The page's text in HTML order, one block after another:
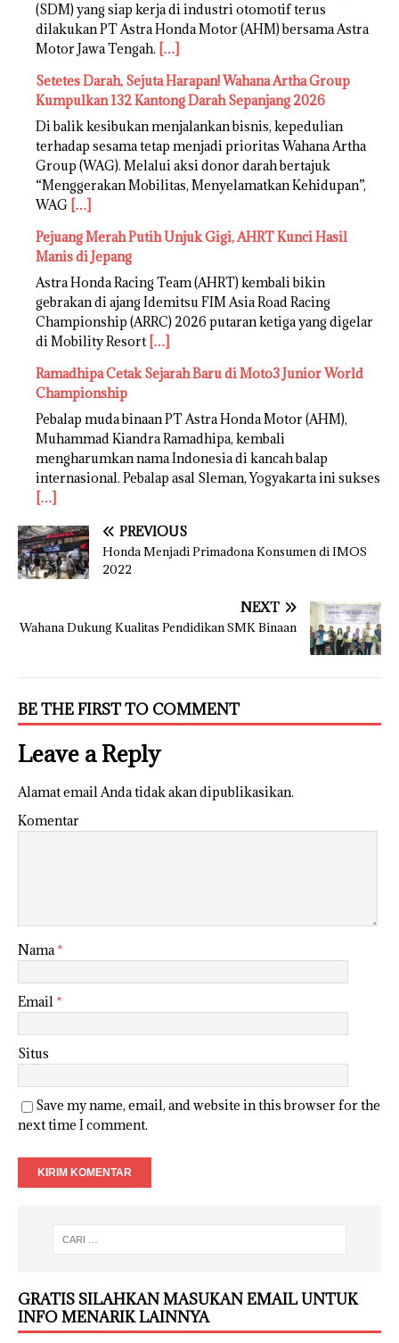
(SDM) yang siap kerja di industri otomotif terus
dilakukan PT Astra Honda Motor (AHM) bersama Astra
Motor Jawa Tengah. […]
Setetes Darah, Sejuta Harapan! Wahana Artha Group
Kumpulkan 132 Kantong Darah Sepanjang 2026
Di balik kesibukan menjalankan bisnis, kepedulian
terhadap sesama tetap menjadi prioritas Wahana Artha
Group (WAG). Melalui aksi donor darah bertajuk
“Menggerakan Mobilitas, Menyelamatkan Kehidupan”,
WAG […]
Pejuang Merah Putih Unjuk Gigi, AHRT Kunci Hasil
Manis di Jepang
Astra Honda Racing Team (AHRT) kembali bikin
gebrakan di ajang Idemitsu FIM Asia Road Racing
Championship (ARRC) 2026 putaran ketiga yang digelar
di Mobility Resort […]
Ramadhipa Cetak Sejarah Baru di Moto3 Junior World
Championship
Pebalap muda binaan PT Astra Honda Motor (AHM),
Muhammad Kiandra Ramadhipa, kembali
mengharumkan nama Indonesia di kancah balap
internasional. Pebalap asal Sleman, Yogyakarta ini sukses
[…]
PREVIOUS
Honda Menjadi Primadona Konsumen di IMOS
2022
NEXT
Wahana Dukung Kualitas Pendidikan SMK Binaan
BE THE FIRST TO COMMENT
Leave a Reply
Alamat email Anda tidak akan dipublikasikan.
Komentar
Nama*
Email *
Situs
Save my name, email, and website in this browser for the
next time I comment.
GRATIS SILAHKAN MASUKAN EMAIL UNTUK
INFO MENARIK LAINNYA